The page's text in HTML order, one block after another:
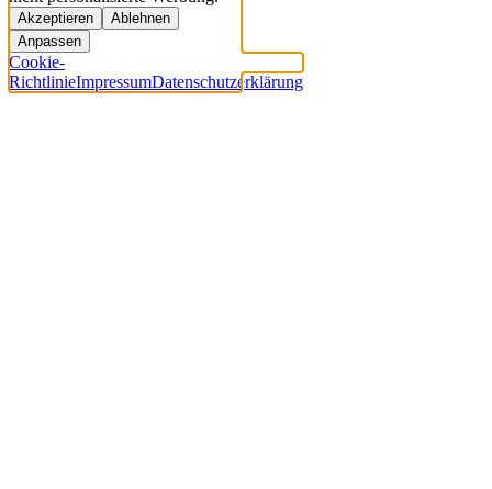
Akzeptieren
Ablehnen
Anpassen
Cookie-
RichtlinieImpressumDatenschutzerklärung